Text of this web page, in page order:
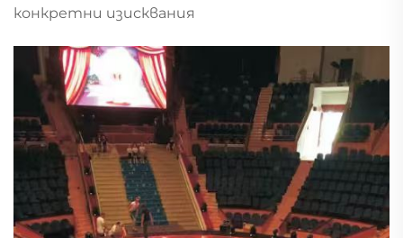
конкретни изисквания